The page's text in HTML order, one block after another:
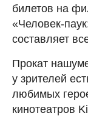
билетов на
«Человек-
составляет
Прокат
у зрителей
любимых
кинотеатров